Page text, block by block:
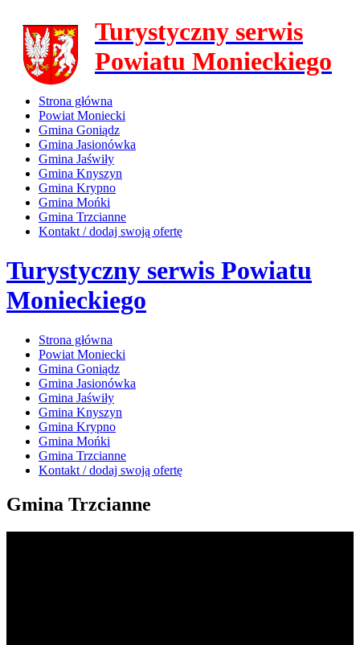
Turystyczny serwis
Powiatu Monieckiego
Strona główna
Powiat Moniecki
Gmina Goniądz
Gmina Jasionówka
Gmina Jaświły
Gmina Knyszyn
Gmina Krypno
Gmina Mońki
Gmina Trzcianne
Kontakt / dodaj swoją ofertę
Turystyczny serwis Powiatu
Monieckiego
Strona główna
Powiat Moniecki
Gmina Goniądz
Gmina Jasionówka
Gmina Jaświły
Gmina Knyszyn
Gmina Krypno
Gmina Mońki
Gmina Trzcianne
Kontakt / dodaj swoją ofertę
Gmina Trzcianne